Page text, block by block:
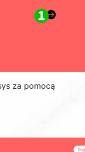
za pomocą